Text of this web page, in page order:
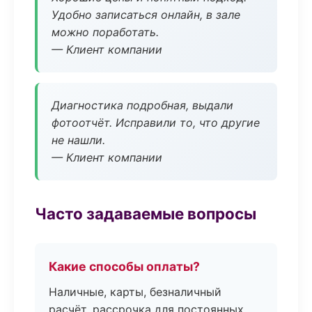
Удобно записаться онлайн, в зале
можно поработать.
— Клиент компании
Диагностика подробная, выдали
фотоотчёт. Исправили то, что другие
не нашли.
— Клиент компании
Часто задаваемые вопросы
Какие способы оплаты?
Наличные, карты, безналичный
расчёт, рассрочка для постоянных